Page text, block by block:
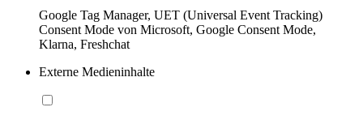
Google Tag Manager, UET (Universal Event Tracking)
Consent Mode von Microsoft, Google Consent Mode,
Klarna, Freshchat
Externe Medieninhalte